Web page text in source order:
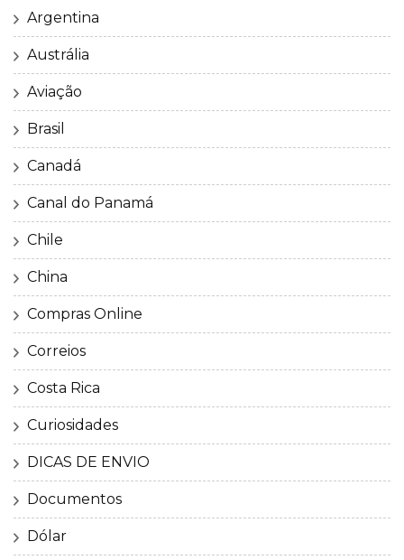
Argentina
Austrália
Aviação
Brasil
Canadá
Canal do Panamá
Chile
China
Compras Online
Correios
Costa Rica
Curiosidades
DICAS DE ENVIO
Documentos
Dólar